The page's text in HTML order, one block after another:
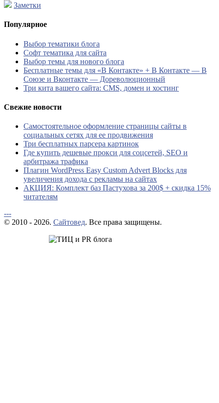
Заметки
Популярное
Выбор тематики блога
Софт тематика для сайта
Выбор темы для нового блога
Бесплатные темы для «В Контакте» + В Контакте — В
Союзе и Вконтакте — Дореволюционный
Три кита вашего сайта: CMS, домен и хостинг
Свежие новости
Самостоятельное оформление страницы сайты в
социальных сетях для ее продвижения
Три бесплатных парсера картинок
Где купить дешевые прокси для соцсетей, SEO и
арбитража трафика
Плагин WordPress Easy Custom Advert Blocks для
увеличения дохода с рекламы на сайтах
АКЦИЯ: Комплект баз Пастухова за 200$ + скидка 15%
читателям
---
© 2010 - 2026. Сайтовед. Все права защищены.